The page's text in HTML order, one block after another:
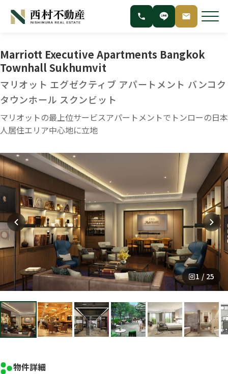
Marriott Executive Apartments Bangkok
Townhall Sukhumvit
マリオット エグゼクティブ アパートメント バンコク
タウンホール スクンビット
マリオットの最上位サービスアパートメントでトンローの日本
人居住エリア中心地に立地
1 / 25
物件詳細